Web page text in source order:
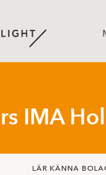
IMA
LÄR KÄNNA